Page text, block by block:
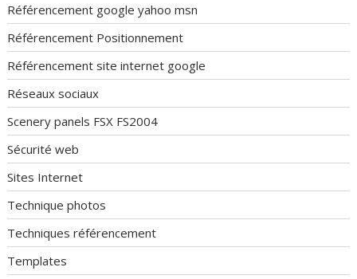
Référencement google yahoo msn
Référencement Positionnement
Référencement site internet google
Réseaux sociaux
Scenery panels FSX FS2004
Sécurité web
Sites Internet
Technique photos
Techniques référencement
Templates